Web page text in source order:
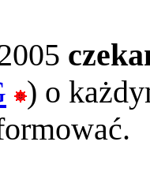
) o